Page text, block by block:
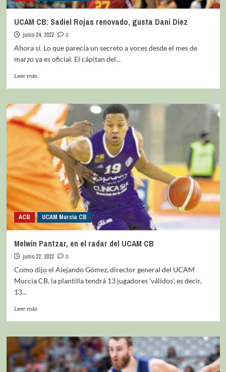
UCAM CB: Sadiel Rojas renovado, gusta Dani Díez
junio 24, 2022
0
Ahora sí. Lo que parecía un secreto a voces desde el mes de
marzo ya es oficial. El cápitan del...
Leer más
ACB UCAM Murcia CB
Melwin Pantzar, en el radar del UCAM CB
junio 22, 2022
0
Como dijo el Alejando Gómez, director general del UCAM
Murcia CB, la plantilla tendrá 13 jugadores 'válidos', es decir,
13...
Leer más